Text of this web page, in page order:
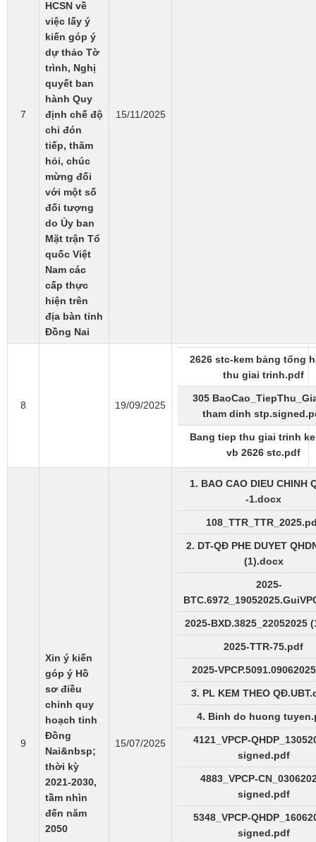
7
HCSN về
việc lấy ý
kiến góp ý
dự thảo Tờ
trình, Nghị
quyết ban
hành Quy
định chế độ
chi đón
tiếp, thăm
hỏi, chúc
mừng đối
với một số
đối tượng
do Ủy ban
Mặt trận Tổ
quốc Việt
Nam các
cấp thực
hiện trên
địa bàn tỉnh
Đồng Nai
15/11/2025
8 19/09/2025
2626 stc-kem bảng tổng
thu giai trinh.pdf
305
tham dinh
Bang tiep thu giai trinh
vb 2626 stc.pdf
9
Xin ý kiến
góp ý Hồ
sơ điều
chỉnh quy
hoạch tỉnh
Đồng
Nai&nbsp;
thời kỳ
2021-2030,
tầm nhìn
đến năm
2050
15/07/2025
1. BAO CAO DIEU CHINH
-1.docx
2. DT-QĐ PHE DUYET
(1).docx
2025-
2025-BXD.3825_22052025
2025-TTR-75.pdf
2025-
3. PL KEM THEO
4. Binh do huong
4121_VPCP-
signed.pdf
4883_VPCP-
signed.pdf
5348_VPCP-
signed.pdf